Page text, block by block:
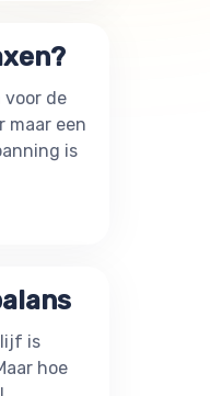
voor de
maar een
is
lijf is
hoe